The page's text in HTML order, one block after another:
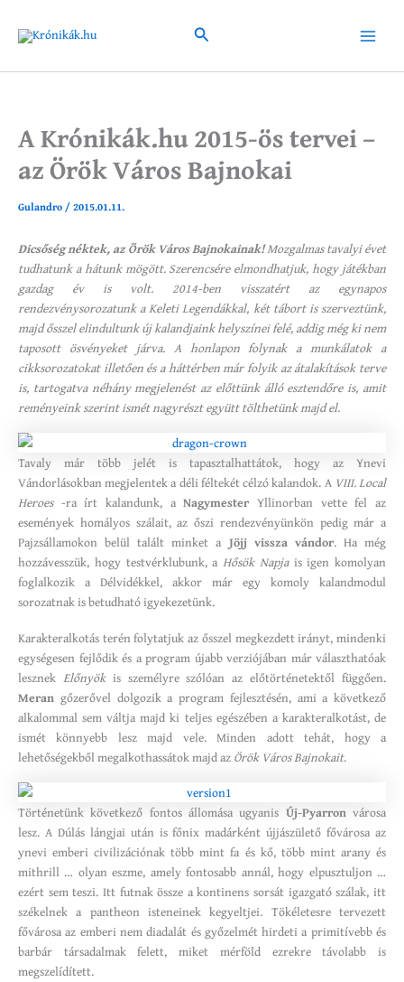
content
Search
Main
A Krónikák.hu 2015-ös tervei –
az Örök Város Bajnokai
Gulandro /2015.01.11.
Dicsőség néktek, az Örök Város Bajnokainak!Mozgalmas tavalyi évet
tudhatunk a hátunk mögött. Szerencsére elmondhatjuk, hogy játékban
gazdag év is volt. 2014-ben visszatért az egynapos
rendezvénysorozatunk a Keleti Legendákkal, két tábort is szerveztünk,
majd ősszel elindultunk új kalandjaink helyszínei felé, addig még ki nem
taposott ösvényeket járva. A honlapon folynak a munkálatok a
cikksorozatokat illetően és a háttérben már folyik az átalakítások terve
is, tartogatva néhány megjelenést az előttünk álló esztendőre is, amit
reményeink szerint ismét nagyrészt együtt tölthetünk majd el.
Tavaly már több jelét is tapasztalhattátok, hogy az Ynevi
Vándorlásokban megjelentek a déli féltekét célzó kalandok. A VIII. Local
Heroes-ra írt kalandunk, aNagymester Yllinorban vette fel az
események homályos szálait, az őszi rendezvényünkön pedig már a
Pajzsállamokon belül talált minket a Jöjj vissza vándor. Ha még
hozzávesszük, hogy testvérklubunk, a Hősök Napjais igen komolyan
foglalkozik a Délvidékkel, akkor már egy komoly kalandmodul
sorozatnak is betudható igyekezetünk.
Karakteralkotás terén folytatjuk az ősszel megkezdett irányt, mindenki
egységesen fejlődik és a program újabb verziójában már választhatóak
lesznek Előnyökis személyre szólóan az előtörténetektől függően.
Meran gőzerővel dolgozik a program fejlesztésén, ami a következő
alkalommal sem váltja majd ki teljes egészében a karakteralkotást, de
ismét könnyebb lesz majd vele. Minden adott tehát, hogy a
lehetőségekből megalkothassátok majd az Örök Város Bajnokait.
Történetünk következő fontos állomása ugyanis Új-Pyarronvárosa
lesz. A Dúlás lángjai után is főnix madárként újjászülető fővárosa az
ynevi emberi civilizációnak több mint fa és kő, több mint arany és
mithrill … olyan eszme, amely fontosabb annál, hogy elpusztuljon …
ezért sem teszi. Itt futnak össze a kontinens sorsát igazgató szálak, itt
székelnek a pantheon isteneinek kegyeltjei. Tökéletesre tervezett
fővárosa az emberi nem diadalát és győzelmét hirdeti a primitívebb és
barbár társadalmak felett, miket mérföld ezrekre távolabb is
megszelídített.